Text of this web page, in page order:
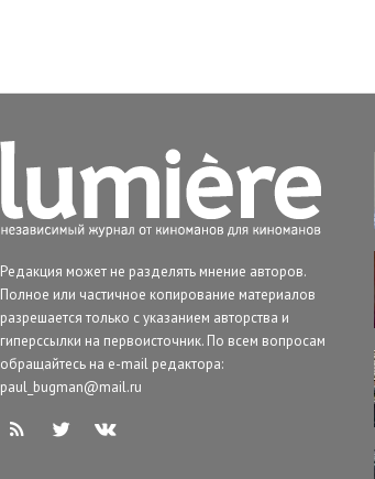
Редакция может не разделять мнение авторов.
Полное или частичное копирование материалов
разрешается только с указанием авторства и
гиперссылки на первоисточник. По всем вопросам
обращайтесь на e-mail редактора:
paul_bugman@mail.ru